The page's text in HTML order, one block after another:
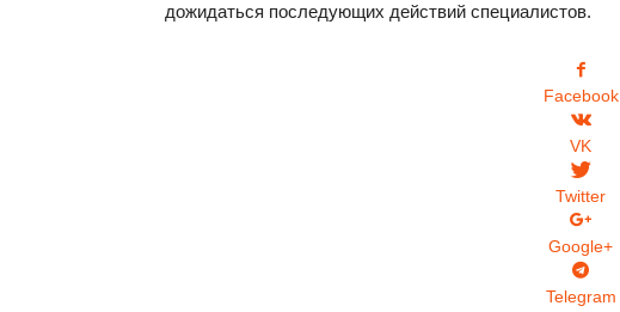
дожидаться последующих действий специалистов.
Facebook
VK
Twitter
Google+
Telegram